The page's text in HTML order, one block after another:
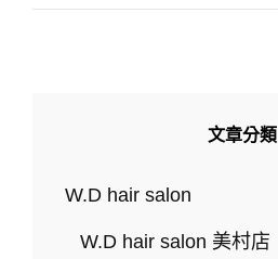
假
WD
你
文章分類
W.D hair salon
W.D hair salon 美村店